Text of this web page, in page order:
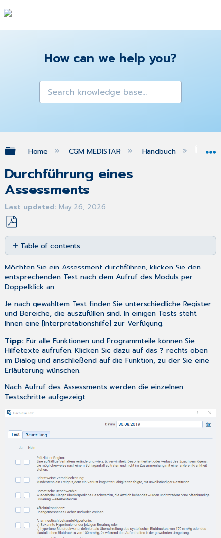
How can we help you?
Expand/collapse global hierarchy
Home CGM MEDISTAR Handbuch
Durchführung eines
Assessments
Last updated May 26, 2026
Save
as
PDF
Table of contents
Beurteilung
Möchten Sie ein Assessment durchführen, klicken Sie den
entsprechenden Test nach demAufruf des Moduls per
Doppelklick an.
Je nach gewähltem Test finden Sie unterschiedliche Register
und Bereiche, die auszufüllen sind. In einigen Tests steht
Ihnen eine [Interpretationshilfe] zur Verfügung.
Tipp:Für alle Funktionen und Programmteile können Sie
Hilfetexte aufrufen. Klicken Sie dazu auf das? rechts oben
im Dialog und anschließend auf die Funktion, zu der Sie eine
Erläuterung wünschen.
Nach Aufruf des Assessments werden die einzelnen
Testschritte aufgezeigt: